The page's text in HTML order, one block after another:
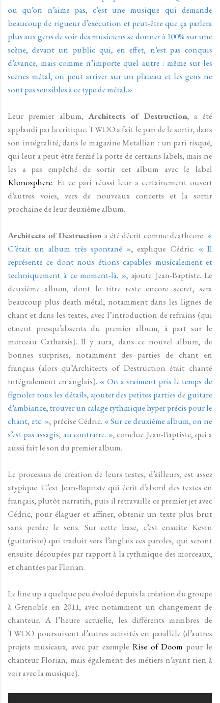
ou qu’on n’aime pas, c’est une musique qui demande
beaucoup de rigueur d’exécution et peut-être que ça parlera
plus aux gens de voir des musiciens se donner à 100% sur une
scène, devant un public qui, en effet, n’est pas conquis
d’avance, mais comme n’importe quel autre : même sur les
scènes métal, on peut arriver sur un plateau et les gens ne
sont pas sensibles à ce type de métal.»
Leur premier album, Architects of Destruction, a été
applaudi par la critique. TWDO a fait le pari de le sortir, dans
son intégralité, dans le magazine Metallian : un pari risqué,
qui leur a peut-être fermé la porte de certains labels, mais ne
les a pas empêché de sortir cet album avec le label
Klonosphere. Et ce pari réussi leur a certainement ouvert
d’autres voies, vers de nouveaux concerts et la sortir
prochaine de leur deuxième album.
Architects of Destruction a été décrit comme deathcore. «
C’était un album très spontané », explique Cédric. « Il
représente ce dont nous étions capables musicalement et
techniquement à ce moment-là. », ajoute Jean-Baptiste. Le
deuxième album, dont le titre reste encore secret, sera
beaucoup plus death métal, notamment dans les lignes de
chant et dans les textes, avec l’introduction de refrains (qui
étaient presqu’absents du premier album, à part sur le
morceau Catharsis). Il y aura, dans ce nouvel album, de
bonnes surprises, notamment des parties de chant en
français (alors qu’Architects of Destruction était chanté
intégralement en anglais). « On a vraiment pris le temps de
fignoler tous les détails, ajouter des petites parties de guitare
d’ambiance, trouver un calage rythmique hyper précis pour le
chant, etc. », précise Cédric. « Sur ce deuxième album, on ne
s’est pas assagis, au contraire. », conclue Jean-Baptiste, qui a
aussi fait le son du premier album.
Le processus de création de leurs textes, d’ailleurs, est assez
atypique. C’est Jean-Baptiste qui écrit d’abord des textes en
français, plutôt narratifs, puis il retravaille ce premier jet avec
Cédric, pour élaguer et affiner, obtenir un texte plus brut
sans perdre le sens. Sur cette base, c’est ensuite Kevin
(guitariste) qui traduit vers l’anglais ces paroles, qui seront
ensuite découpées par rapport à la rythmique des morceaux,
et chantées par Florian.
Le line up a quelque peu évolué depuis la création du groupe
à Grenoble en 2011, avec notamment un changement de
chanteur. A l’heure actuelle, les différents membres de
TWDO poursuivent d’autres activités en parallèle (d’autres
projets musicaux, avec par exemple Rise of Doom pour le
chanteur Florian, mais également des métiers n’ayant rien à
voir avec la musique).